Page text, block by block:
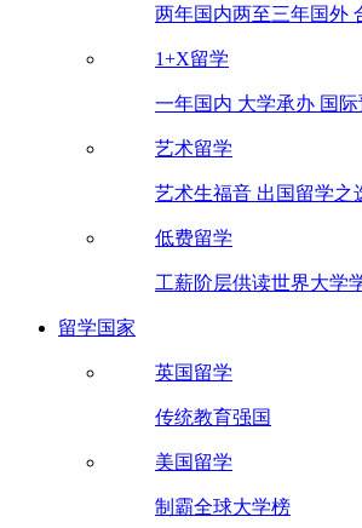
两年国内两至三年国外
1+X留学
一年国内 大学承办 国
艺术留学
艺术生福音 出国留学之
低费留学
工薪阶层供读世界大学
留学国家
英国留学
传统教育强国
美国留学
制霸全球大学榜